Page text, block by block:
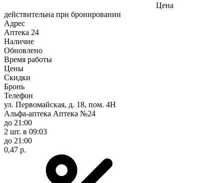
Цена
действительна при бронировании
Адрес
Аптека 24
Наличие
Обновлено
Время работы
Цены
Скидки
Бронь
Телефон
ул. Первомайская, д. 18, пом. 4Н
Альфа-аптека Аптека №24
до 21:00
2 шт. в 09:03
до 21:00
0,47 р.